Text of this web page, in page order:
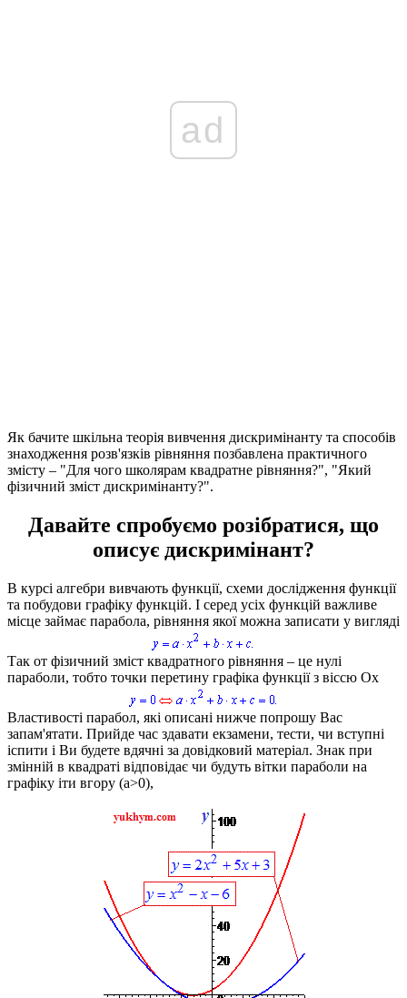
ad
Як бачите шкільна теорія вивчення дискримінанту та способів
знаходження розв'язків рівняння позбавлена практичного
змісту – "Для чого школярам квадратне рівняння?", "Який
фізичний зміст дискримінанту?".
Давайте спробуємо розібратися, що
описує дискримінант?
В курсі алгебри вивчають функції, схеми дослідження функції
та побудови графіку функцій. І серед усіх функцій важливе
місце займає парабола, рівняння якої можна записати у вигляді
Так от фізичний зміст квадратного рівняння – це нулі
параболи, тобто точки перетину графіка функції з віссю Ox
Властивості парабол, які описані нижче попрошу Вас
запам'ятати. Прийде час здавати екзамени, тести, чи вступні
іспити і Ви будете вдячні за довідковий матеріал. Знак при
змінній в квадраті відповідає чи будуть вітки параболи на
графіку іти вгору (a>0),